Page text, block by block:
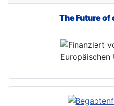
The Future of